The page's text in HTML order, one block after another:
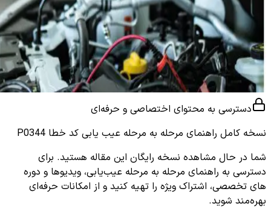
دسترسی به محتوای اختصاصی و حرفه‌ای
نسخه کامل راهنمای مرحله به مرحله عیب یابی کد خطا P0344
شما در حال مشاهده نسخه رایگان این مقاله هستید. برای
دسترسی به راهنمای مرحله به مرحله عیب‌یابی، ویدیوها و دوره
های تخصصی، اشتراک ویژه را تهیه کنید و از امکانات حرفه‌ای
بهره‌مند شوید.